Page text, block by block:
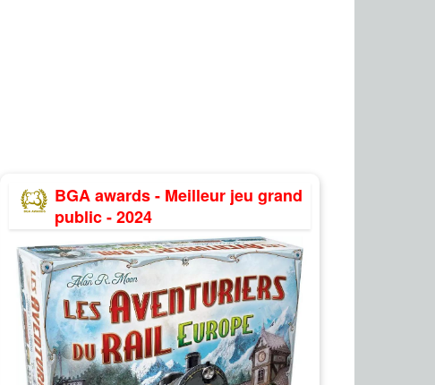
BGA awards - Meilleur jeu grand
public - 2024